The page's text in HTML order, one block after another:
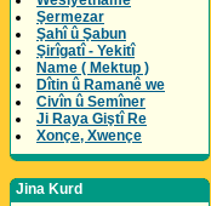
Şermezar
Şahî û Şabun
Şirîgatî - Yekitî
Name ( Mektup )
Dîtin û Ramanê we
Civîn û Semîner
Ji Raya Giştî Re
Xonçe, Xwençe
Jina Kurd